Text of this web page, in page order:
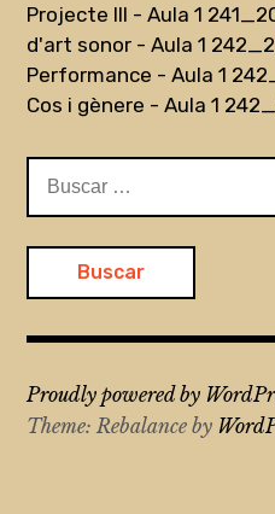
Projecte III - Aula 1
d'art sonor - Aula 1
Performance - Aula 1
Cos i gènere - Aula 1
Proudly powered by
Theme: Rebalance by